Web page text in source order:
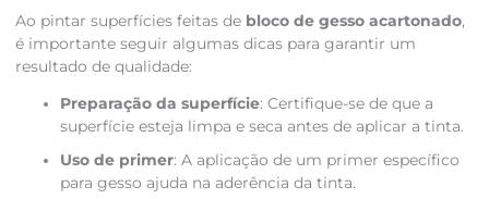
Ao pintar superfícies feitas de bloco de gesso acartonado,
é importante seguir algumas dicas para garantir um
resultado de qualidade:
Preparação da superfície: Certifique-se de que a
superfície esteja limpa e seca antes de aplicar a tinta.
Uso de primer: A aplicação de um primer específico
para gesso ajuda na aderência da tinta.